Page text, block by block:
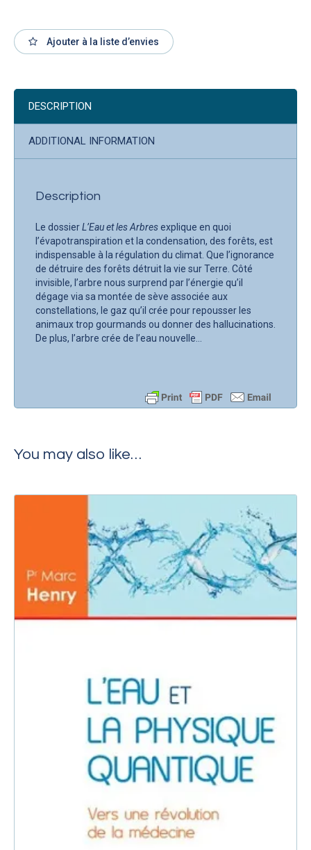
Ajouter à la liste d’envies
DESCRIPTION
ADDITIONAL INFORMATION
Description
Le dossierL’Eau et les Arbresexplique en quoi
l’évapotranspiration et la condensation, des forêts, est
indispensable à la régulation du climat. Que l’ignorance
de détruire des forêts détruit la vie sur Terre. Côté
invisible, l’arbre nous surprend par l’énergie qu’il
dégage via sa montée de sève associée aux
constellations, le gaz qu’il crée pour repousser les
animaux trop gourmands ou donner des hallucinations.
De plus, l’arbre crée de l’eau nouvelle…
You may also like…